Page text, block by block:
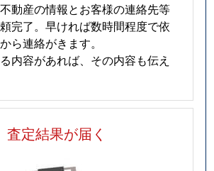
動産の情報とお客様の連絡先等
完了。早ければ数時間程度で依
ら連絡がきます。
内容があれば、その内容も伝え
査定結果が届く